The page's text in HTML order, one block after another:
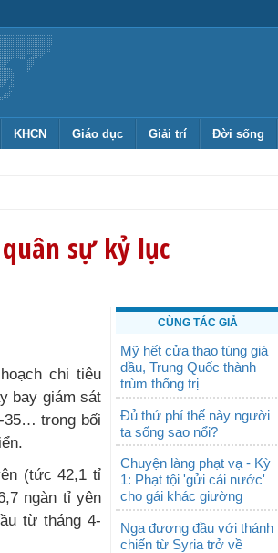
KHCN Giáo dục Giải trí Đời sống
sự kỷ lục
bay giám sát
35… trong bối
(tức 42,1 tỉ
ngàn tỉ yên
từ tháng 4-
CÙNG TÁC GIẢ
Mỹ hết cửa thao túng giá
dầu, Trung Quốc thành
trùm thống trị
Đủ thứ phí thế này người
ta sống sao nổi?
Chuyện làng phạt vạ - Kỳ
1: Phạt tội 'gửi cái nước'
cho gái khác giường
Nga đương đầu với thánh
chiến từ Syria trở về